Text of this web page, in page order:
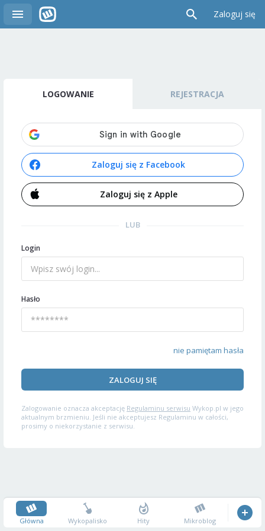
Zaloguj się
LOGOWANIE REJESTRACJA
Zaloguj się z Facebook
Zaloguj się z Apple
LUB
Login
Hasło
nie pamiętam hasła
ZALOGUJ SIĘ
Zalogowanie oznacza akceptację Regulaminu serwisu Wykop.pl w jego
aktualnym brzmieniu. Jeśli nie akceptujesz Regulaminu w całości,
prosimy o niekorzystanie z serwisu.
Główna Wykopalisko Hity Mikroblog